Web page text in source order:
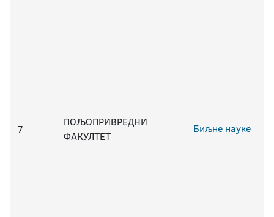
7
ПОЉОПРИВРЕДНИ
ФАКУЛТЕТ
Биљне науке